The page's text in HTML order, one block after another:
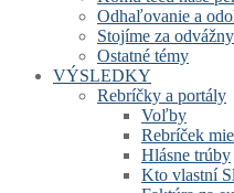
Odhaľovanie a
Stojíme za
Ostatné témy
VÝSLEDKY
Rebríčky a portály
Voľby
Rebríček
Hlásne trúby
Kto vlastní